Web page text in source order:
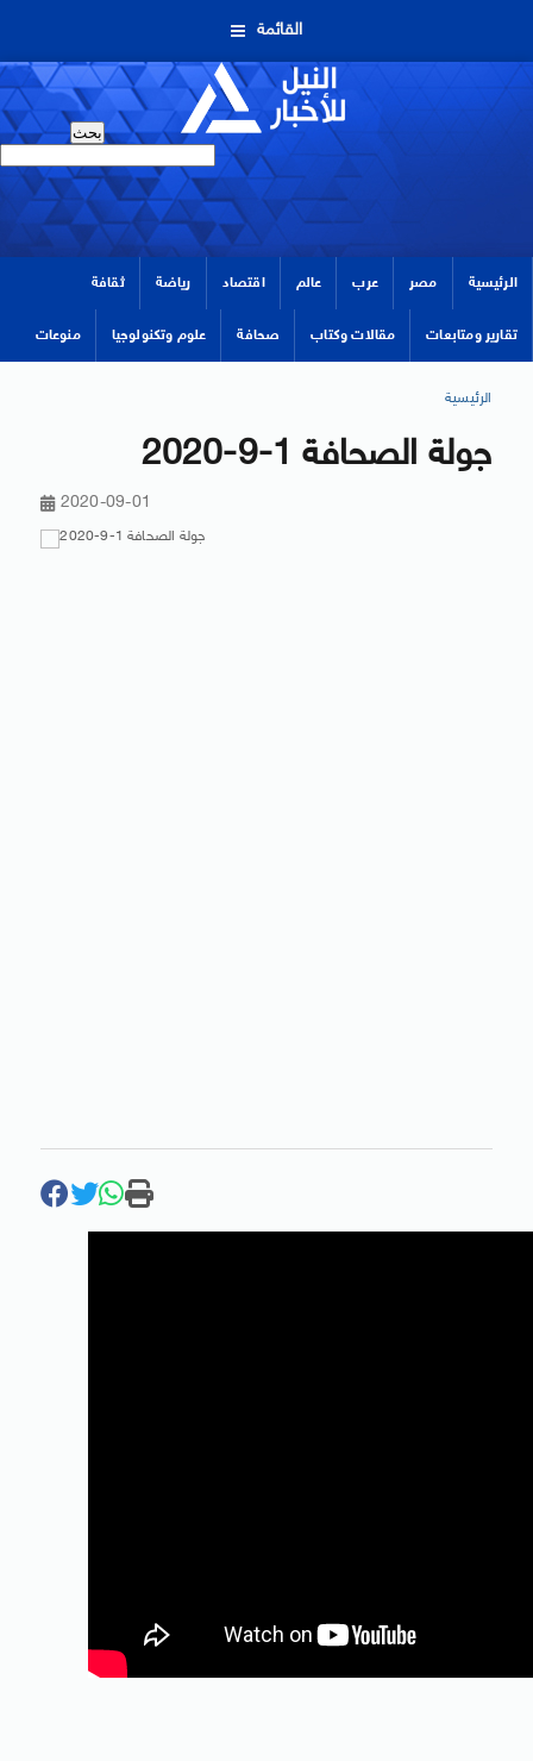
القائمة
الرئيسية مصر عرب عالم اقتصاد رياضة ثقافة
تقارير ومتابعات مقالات وكتاب صحافة علوم وتكنولوجيا منوعات
الرئيسية
جولة الصحافة 1-9-2020
2020-09-01